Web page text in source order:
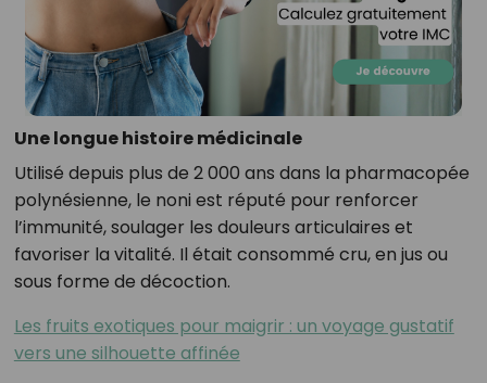
Une longue histoire médicinale
Utilisé depuis plus de 2 000 ans dans la pharmacopée
polynésienne, le noni est réputé pour renforcer
l’immunité, soulager les douleurs articulaires et
favoriser la vitalité. Il était consommé cru, en jus ou
sous forme de décoction.
Les fruits exotiques pour maigrir : un voyage gustatif
vers une silhouette affinée